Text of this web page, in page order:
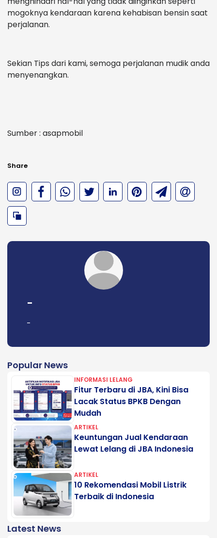
mogoknya kendaraan karena kehabisan bensin saat
perjalanan.
Sekian Tips dari kami, semoga perjalanan mudik anda
menyenangkan.
Sumber : asapmobil
Share
-
-
Popular News
INFORMASI LELANG
Fitur Terbaru di JBA, Kini Bisa
Lacak Status BPKB Dengan
Mudah
ARTIKEL
Keuntungan Jual Kendaraan
Lewat Lelang di JBA Indonesia
ARTIKEL
10 Rekomendasi Mobil Listrik
Terbaik di Indonesia
Latest News